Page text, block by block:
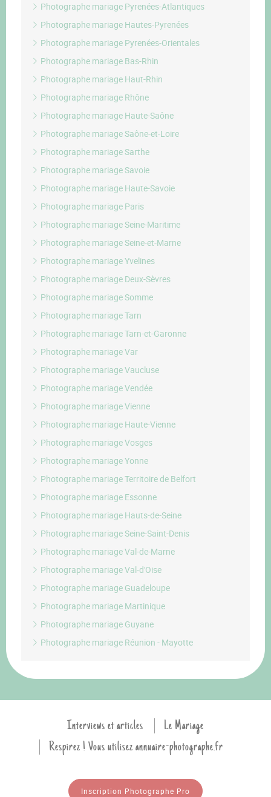
Photographe mariage Pyrenées-Atlantiques
Photographe mariage Hautes-Pyrenées
Photographe mariage Pyrenées-Orientales
Photographe mariage Bas-Rhin
Photographe mariage Haut-Rhin
Photographe mariage Rhône
Photographe mariage Haute-Saône
Photographe mariage Saône-et-Loire
Photographe mariage Sarthe
Photographe mariage Savoie
Photographe mariage Haute-Savoie
Photographe mariage Paris
Photographe mariage Seine-Maritime
Photographe mariage Seine-et-Marne
Photographe mariage Yvelines
Photographe mariage Deux-Sèvres
Photographe mariage Somme
Photographe mariage Tarn
Photographe mariage Tarn-et-Garonne
Photographe mariage Var
Photographe mariage Vaucluse
Photographe mariage Vendée
Photographe mariage Vienne
Photographe mariage Haute-Vienne
Photographe mariage Vosges
Photographe mariage Yonne
Photographe mariage Territoire de Belfort
Photographe mariage Essonne
Photographe mariage Hauts-de-Seine
Photographe mariage Seine-Saint-Denis
Photographe mariage Val-de-Marne
Photographe mariage Val-d'Oise
Photographe mariage Guadeloupe
Photographe mariage Martinique
Photographe mariage Guyane
Photographe mariage Réunion - Mayotte
Interviews et articles
Le Mariage
Respirez ! Vous utilisez annuaire-photographe.fr
Inscription Photographe Pro